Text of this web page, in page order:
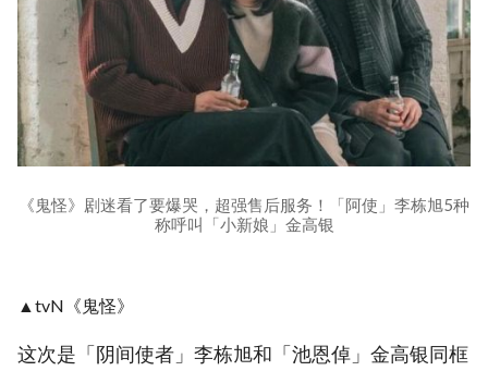
《鬼怪》剧迷看了要爆哭，超强售后服务！「阿使」李栋旭5种
称呼叫「小新娘」金高银
▲tvN《鬼怪》
这次是「阴间使者」李栋旭和「池恩倬」金高银同框